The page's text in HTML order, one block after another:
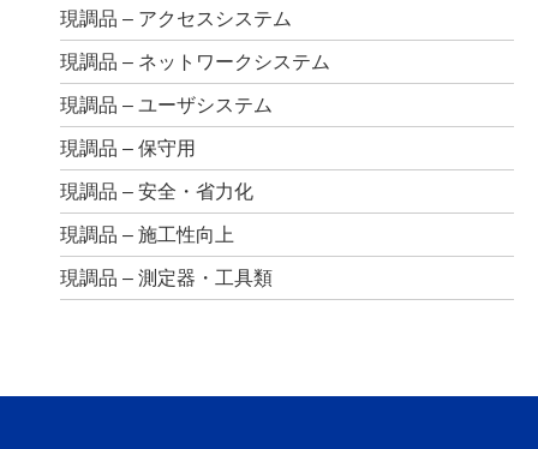
現調品 – アクセスシステム
現調品 – ネットワークシステム
現調品 – ユーザシステム
現調品 – 保守用
現調品 – 安全・省力化
現調品 – 施工性向上
現調品 – 測定器・工具類